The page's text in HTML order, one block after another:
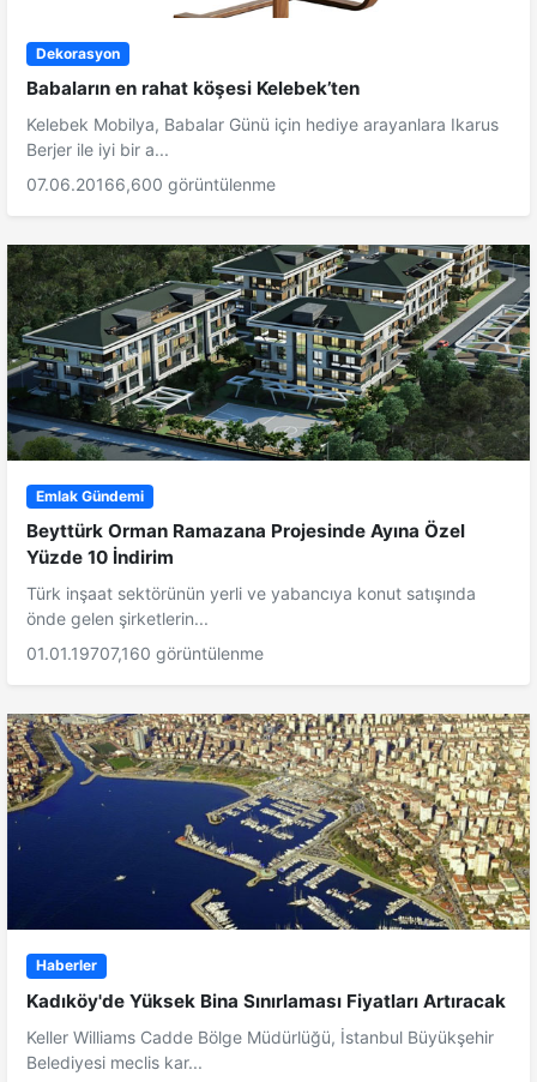
Dekorasyon
Babaların en rahat köşesi Kelebek’ten
Kelebek Mobilya, Babalar Günü için hediye arayanlara Ikarus
Berjer ile iyi bir a...
07.06.20166,600 görüntülenme
Emlak Gündemi
Beyttürk Orman Ramazana Projesinde Ayına Özel
Yüzde 10 İndirim
Türk inşaat sektörünün yerli ve yabancıya konut satışında
önde gelen şirketlerin...
01.01.19707,160 görüntülenme
Haberler
Kadıköy'de Yüksek Bina Sınırlaması Fiyatları Artıracak
Keller Williams Cadde Bölge Müdürlüğü, İstanbul Büyükşehir
Belediyesi meclis kar...